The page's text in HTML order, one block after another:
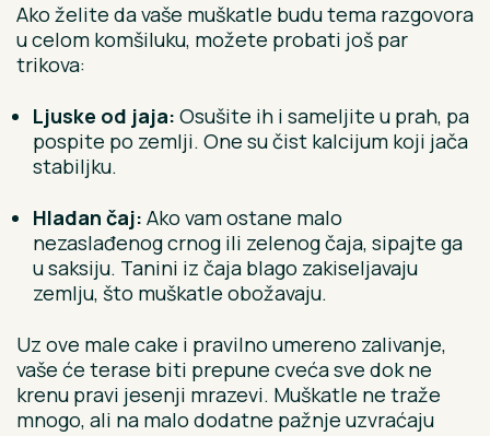
Ako želite da vaše muškatle budu tema razgovora
u celom komšiluku, možete probati još par
trikova:
Ljuske od jaja: Osušite ih i sameljite u prah, pa
pospite po zemlji. One su čist kalcijum koji jača
stabiljku.
Hladan čaj: Ako vam ostane malo
nezaslađenog crnog ili zelenog čaja, sipajte ga
u saksiju. Tanini iz čaja blago zakiseljavaju
zemlju, što muškatle obožavaju.
Uz ove male cake i pravilno umereno zalivanje,
vaše će terase biti prepune cveća sve dok ne
krenu pravi jesenji mrazevi. Muškatle ne traže
mnogo, ali na malo dodatne pažnje uzvraćaju